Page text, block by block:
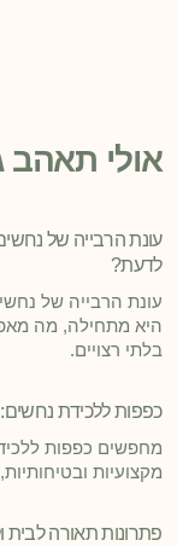
אולי תאהב
עונת הרבייה של
לדעת?
עונת הרבייה של
היא מתחילה, מה
בלתי רצויים.
כפפות ללכידת נחשים:
מחפשים כפפות
מקצועיות
פתרונות תאורה לבית